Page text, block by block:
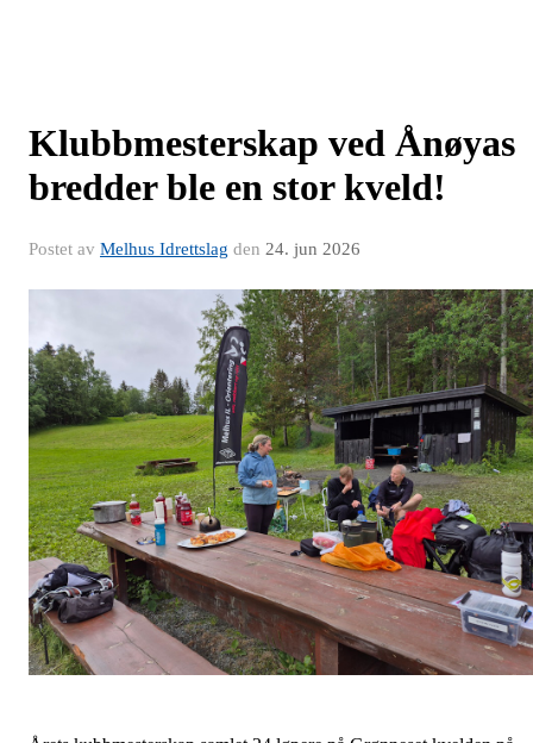
Klubbmesterskap ved Ånøyas
bredder ble en stor kveld!
Postet av Melhus Idrettslag den 24. jun 2026